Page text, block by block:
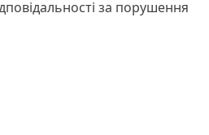
за порушення